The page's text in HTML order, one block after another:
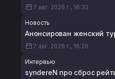
7 авг. 2026 г., 16:32
Новость
Анонсирован женский
7 авг. 2026 г., 16:26
Интервью
syndereN про сброс